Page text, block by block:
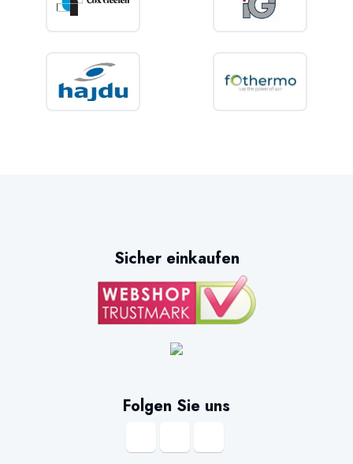
Sicher einkaufen
Folgen Sie uns